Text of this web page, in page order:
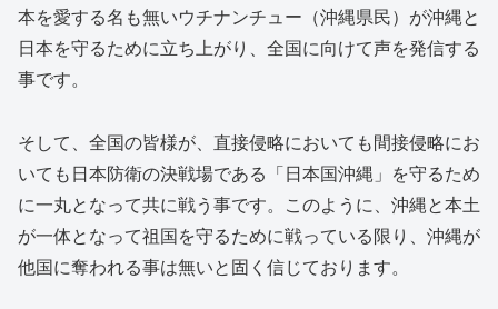
本を愛する名も無いウチナンチュー（沖縄県民）が沖縄と
日本を守るために立ち上がり、全国に向けて声を発信する
事です。
そして、全国の皆様が、直接侵略においても間接侵略にお
いても日本防衛の決戦場である「日本国沖縄」を守るため
に一丸となって共に戦う事です。このように、沖縄と本土
が一体となって祖国を守るために戦っている限り、沖縄が
他国に奪われる事は無いと固く信じております。